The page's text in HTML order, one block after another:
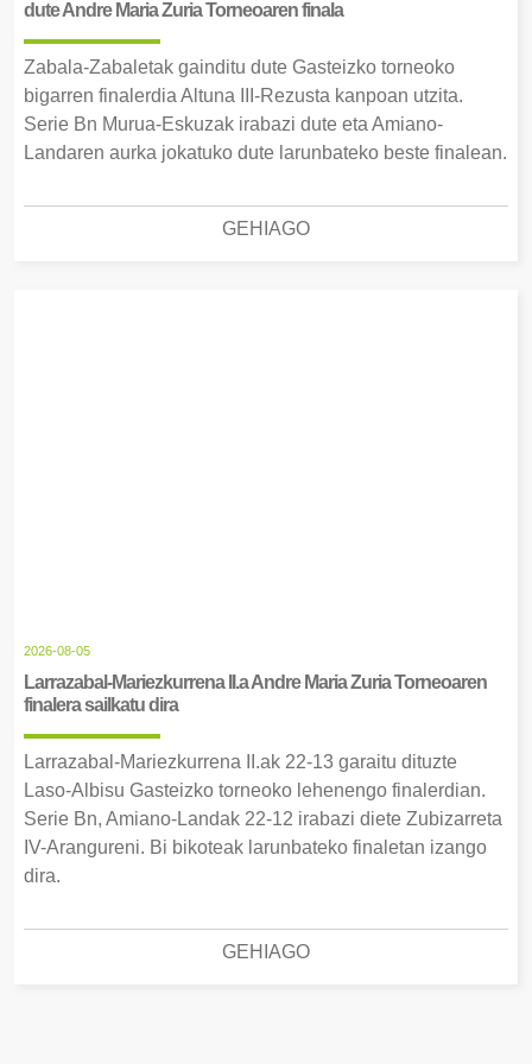
dute Andre Maria Zuria Torneoaren finala
Zabala-Zabaletak gainditu dute Gasteizko torneoko
bigarren finalerdia Altuna III-Rezusta kanpoan utzita.
Serie Bn Murua-Eskuzak irabazi dute eta Amiano-
Landaren aurka jokatuko dute larunbateko beste finalean.
GEHIAGO
2026-08-05
Larrazabal-Mariezkurrena II.a Andre Maria Zuria Torneoaren
finalera sailkatu dira
Larrazabal-Mariezkurrena II.ak 22-13 garaitu dituzte
Laso-Albisu Gasteizko torneoko lehenengo finalerdian.
Serie Bn, Amiano-Landak 22-12 irabazi diete Zubizarreta
IV-Arangureni. Bi bikoteak larunbateko finaletan izango
dira.
GEHIAGO